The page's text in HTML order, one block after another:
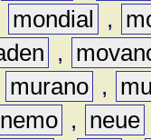
mondial ,
,
murano ,
nemo , neue